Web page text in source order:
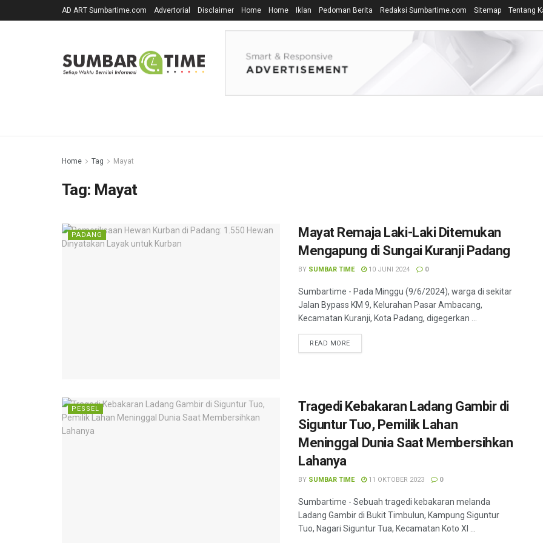
AD ART Sumbartime.com Advertorial Disclaimer Home Home Iklan Pedoman Berita Redaksi Sumbartime.com Sitemap Tentang
Home Tag Mayat
Tag: Mayat
PADANG
Mayat Remaja Laki-Laki Ditemukan
Mengapung di Sungai Kuranji Padang
BY SUMBAR TIME 10 JUNI 2024 0
Sumbartime - Pada Minggu (9/6/2024), warga di sekitar
Jalan Bypass KM 9, Kelurahan Pasar Ambacang,
Kecamatan Kuranji, Kota Padang, digegerkan ...
READ MORE
PESSEL
Tragedi Kebakaran Ladang Gambir di
Siguntur Tuo, Pemilik Lahan
Meninggal Dunia Saat Membersihkan
Lahanya
BY SUMBAR TIME 11 OKTOBER 2023 0
Sumbartime - Sebuah tragedi kebakaran melanda
Ladang Gambir di Bukit Timbulun, Kampung Siguntur
Tuo, Nagari Siguntur Tua, Kecamatan Koto XI ...